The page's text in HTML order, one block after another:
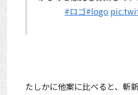
#ロゴ#logo
たしかに他案に比べると、斬